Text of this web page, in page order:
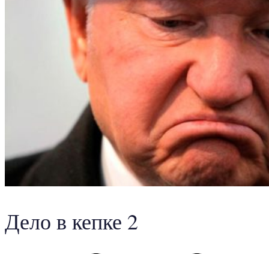
Дело в кепке 2